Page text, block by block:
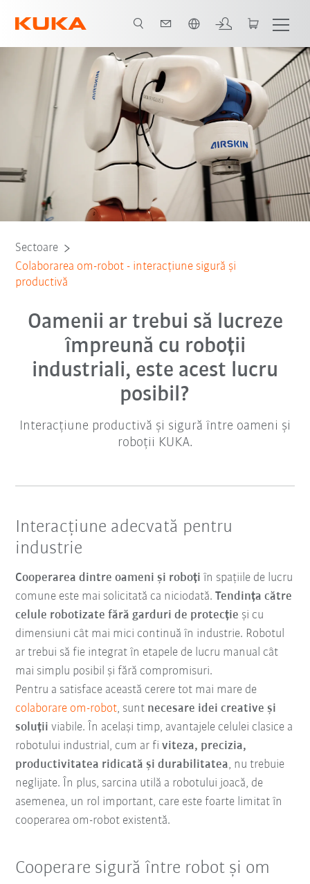
Toți partenerii de sistem
Sectoare
Colaborarea om-robot - interacțiune sigură și
productivă
Oamenii ar trebui să lucreze
împreună cu roboții
industriali, este acest lucru
posibil?
Interacțiune productivă și sigură între oameni și
roboții KUKA.
Interacțiune adecvată pentru
industrie
Cooperarea dintre oameni și roboți în spațiile de lucru
comune este mai solicitată ca niciodată.Tendința către
celule robotizate fără garduri de protecție și cu
dimensiuni cât mai mici continuă în industrie. Robotul
ar trebui să fie integrat în etapele de lucru manual cât
mai simplu posibil și fără compromisuri.
Pentru a satisface această cerere tot mai mare de
colaborare om-robot, sunt necesare idei creative și
soluții viabile. În același timp, avantajele celulei clasice a
robotului industrial, cum ar fiviteza, precizia,
productivitatea ridicată și durabilitatea, nu trebuie
neglijate. În plus, sarcina utilă a robotului joacă, de
asemenea, un rol important, care este foarte limitat în
cooperarea om-robot existentă.
Cooperare sigură între robot și om